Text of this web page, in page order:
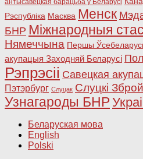
антысавецкая барацьба ў Беларусі
Рэспубліка Масква Менск
БНР Міжнародныя
Нямеччына Першы
акупацыя Заходняй Беларусі
Рэпрэсіі Савецкая
Пэтэрбург Слуцак Слуцкі
Узнагароды БНР
Беларуская мова
English
Polski